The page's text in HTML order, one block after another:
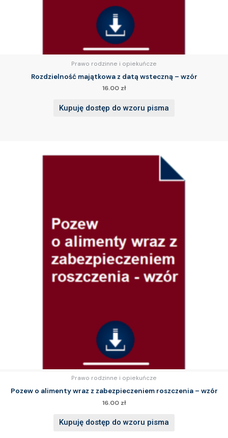
Prawo rodzinne i opiekuńcze
Rozdzielność majątkowa z datą wsteczną – wzór
16.00 zł
Kupuję dostęp do wzoru pisma
Prawo rodzinne i opiekuńcze
Pozew o alimenty wraz z zabezpieczeniem roszczenia – wzór
16.00 zł
Kupuję dostęp do wzoru pisma